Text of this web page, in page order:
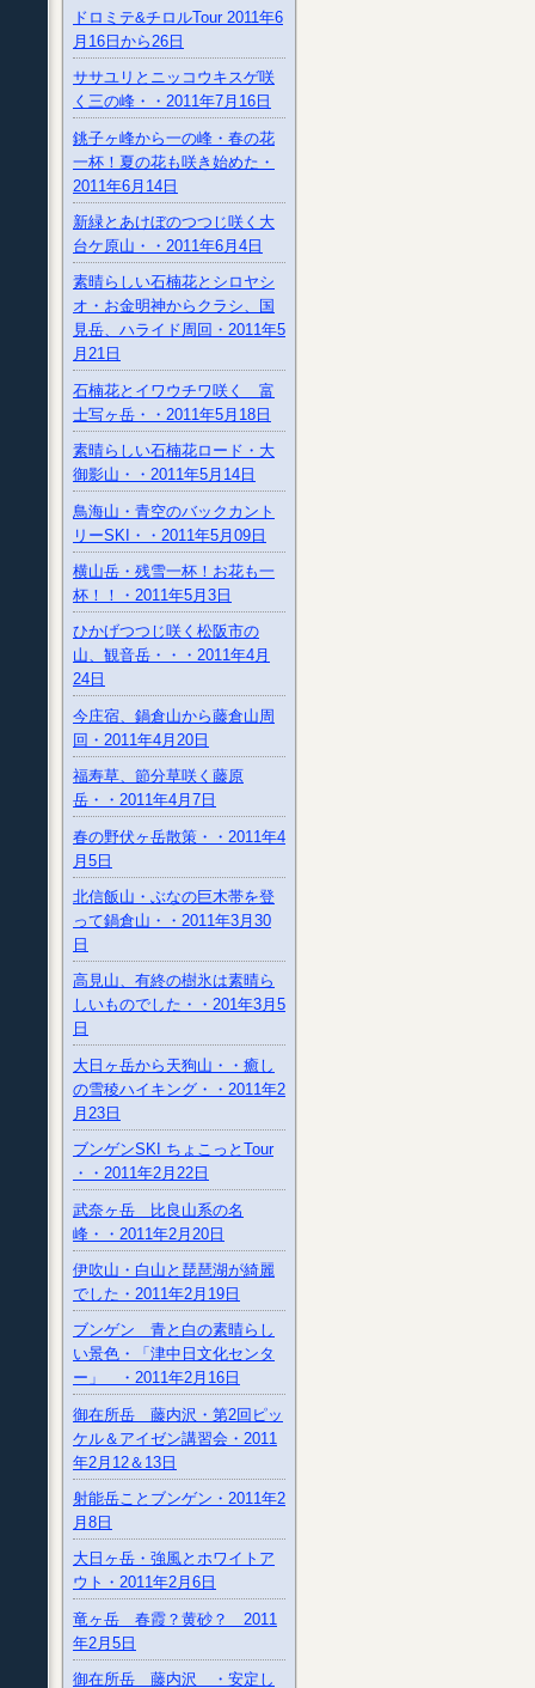
ドロミテ&チロルTour 2011年6
月16日から26日
ササユリとニッコウキスゲ咲
く三の峰・・2011年7月16日
銚子ヶ峰から一の峰・春の花
一杯！夏の花も咲き始めた・
2011年6月14日
新緑とあけぼのつつじ咲く大
台ケ原山・・2011年6月4日
素晴らしい石楠花とシロヤシ
オ・お金明神からクラシ、国
見岳、ハライド周回・2011年5
月21日
石楠花とイワウチワ咲く 富
士写ヶ岳・・2011年5月18日
素晴らしい石楠花ロード・大
御影山・・2011年5月14日
鳥海山・青空のバックカント
リーSKI・・2011年5月09日
横山岳・残雪一杯！お花も一
杯！！・2011年5月3日
ひかげつつじ咲く松阪市の
山、観音岳・・・2011年4月
24日
今庄宿、鍋倉山から藤倉山周
回・2011年4月20日
福寿草、節分草咲く藤原
岳・・2011年4月7日
春の野伏ヶ岳散策・・2011年4
月5日
北信飯山・ぶなの巨木帯を登
って鍋倉山・・2011年3月30
日
高見山、有終の樹氷は素晴ら
しいものでした・・201年3月5
日
大日ヶ岳から天狗山・・癒し
の雪稜ハイキング・・2011年2
月23日
ブンゲンSKI ちょこっとTour
・・2011年2月22日
武奈ヶ岳 比良山系の名
峰・・2011年2月20日
伊吹山・白山と琵琶湖が綺麗
でした・2011年2月19日
ブンゲン 青と白の素晴らし
い景色・「津中日文化センタ
ー」 ・2011年2月16日
御在所岳 藤内沢・第2回ピッ
ケル＆アイゼン講習会・2011
年2月12＆13日
射能岳ことブンゲン・2011年2
月8日
大日ヶ岳・強風とホワイトア
ウト・2011年2月6日
竜ヶ岳 春霞？黄砂？ 2011
年2月5日
御在所岳 藤内沢 ・安定し